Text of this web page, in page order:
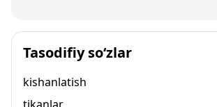
Tasodifiy so‘zlar
kishanlatish